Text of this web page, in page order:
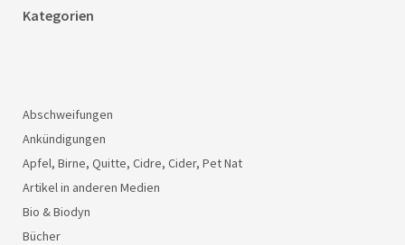
Kategorien
Abschweifungen
Ankündigungen
Apfel, Birne, Quitte, Cidre, Cider, Pet Nat
Artikel in anderen Medien
Bio & Biodyn
Bücher